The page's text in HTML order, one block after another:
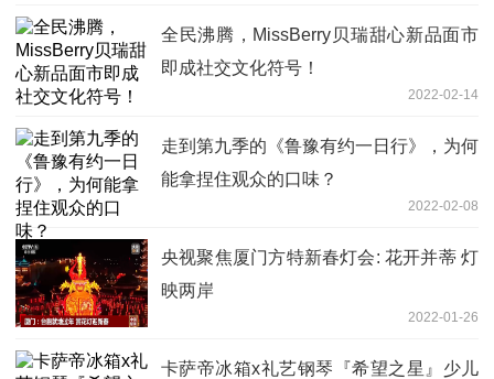
全民沸腾，MissBerry贝瑞甜心新品面市
即成社交文化符号！
2022-02-14
走到第九季的《鲁豫有约一日行》，为何
能拿捏住观众的口味？
2022-02-08
央视聚焦厦门方特新春灯会: 花开并蒂 灯
映两岸
2022-01-26
卡萨帝冰箱x礼艺钢琴『希望之星』少儿